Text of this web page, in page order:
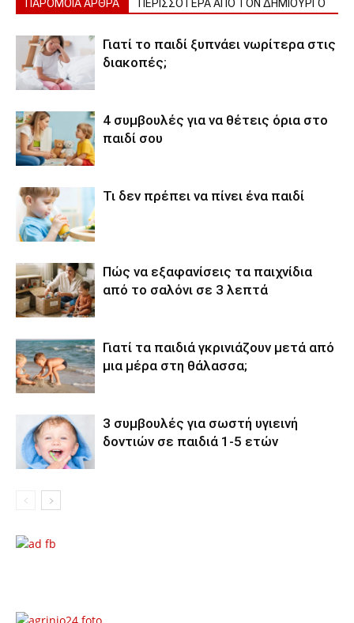
ΠΑΡΟΜΟΙΑ ΑΡΘΡΑ ΠΕΡΙΣΣΟΤΕΡΑ ΑΠΟ ΤΟΝ ΔΗΜΙΟΥΡΓΟ
Γιατί το παιδί ξυπνάει νωρίτερα στις
διακοπές;
4 συμβουλές για να θέτεις όρια στο
παιδί σου
Τι δεν πρέπει να πίνει ένα παιδί
Πώς να εξαφανίσεις τα παιχνίδια
από το σαλόνι σε 3 λεπτά
Γιατί τα παιδιά γκρινιάζουν μετά από
μια μέρα στη θάλασσα;
3 συμβουλές για σωστή υγιεινή
δοντιών σε παιδιά 1-5 ετών